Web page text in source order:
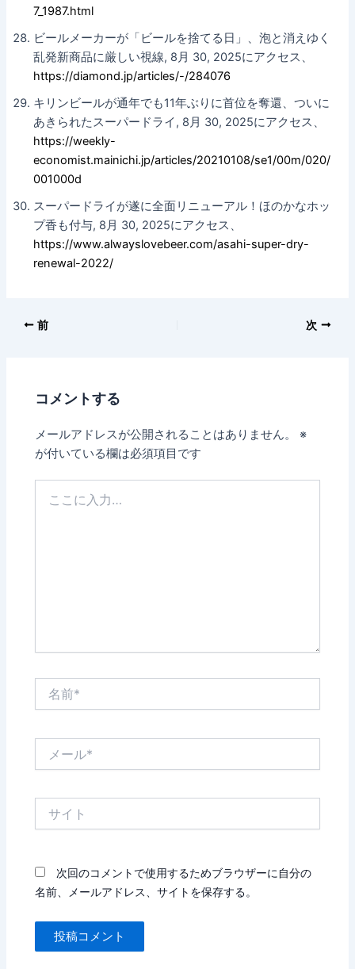
7_1987.html
ビールメーカーが「ビールを捨てる日」、泡と消えゆく
乱発新商品に厳しい視線, 8月 30, 2025にアクセス、
https://diamond.jp/articles/-/284076
キリンビールが通年でも11年ぶりに首位を奪還、ついに
あきられたスーパードライ, 8月 30, 2025にアクセス、
https://weekly-
economist.mainichi.jp/articles/20210108/se1/00m/020/
001000d
スーパードライが遂に全面リニューアル！ほのかなホッ
プ香も付与, 8月 30, 2025にアクセス、
https://www.alwayslovebeer.com/asahi-super-dry-
renewal-2022/
前 次
コメントする
メールアドレスが公開されることはありません。
※
が付いている欄は必須項目です
次回のコメントで使用するためブラウザーに自分の
名前、メールアドレス、サイトを保存する。